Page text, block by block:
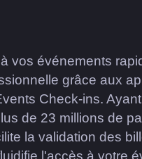
vos événements
grâce aux
Check-ins.
de 23 millions de
la validation des
l'accès à votre